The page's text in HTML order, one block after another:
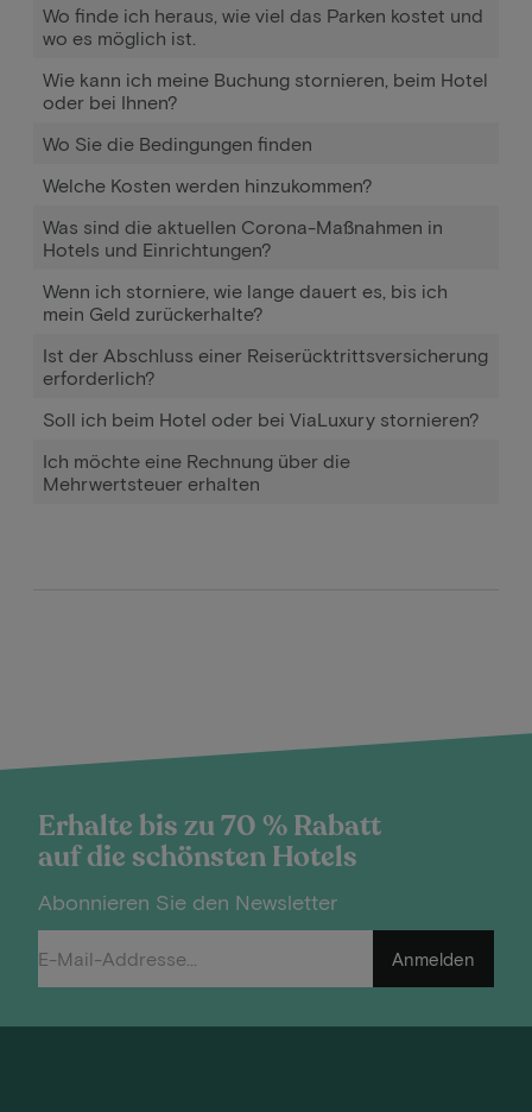
Wo finde ich heraus, wie viel das Parken kostet und
wo es möglich ist.
Wie kann ich meine Buchung stornieren, beim Hotel
oder bei Ihnen?
Wo Sie die Bedingungen finden
Welche Kosten werden hinzukommen?
Was sind die aktuellen Corona-Maßnahmen in
Hotels und Einrichtungen?
Wenn ich storniere, wie lange dauert es, bis ich
mein Geld zurückerhalte?
Ist der Abschluss einer Reiserücktrittsversicherung
erforderlich?
Soll ich beim Hotel oder bei ViaLuxury stornieren?
Ich möchte eine Rechnung über die
Mehrwertsteuer erhalten
Erhalte bis zu 70 % Rabatt
auf die schönsten Hotels
Abonnieren Sie den Newsletter
Anmelden